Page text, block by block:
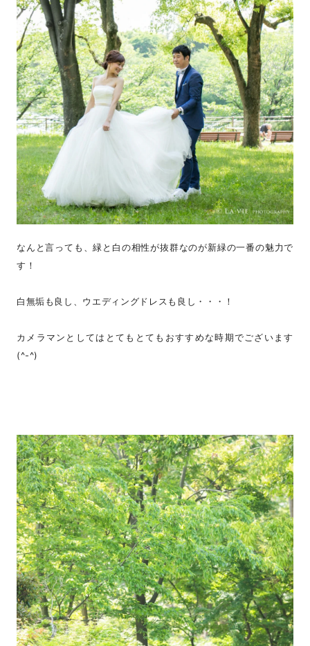
なんと言っても、緑と白の相性が抜群なのが新緑の一番の魅力で
す！
白無垢も良し、ウエディングドレスも良し・・・！
カメラマンとしてはとてもとてもおすすめな時期でございます
(^-^)